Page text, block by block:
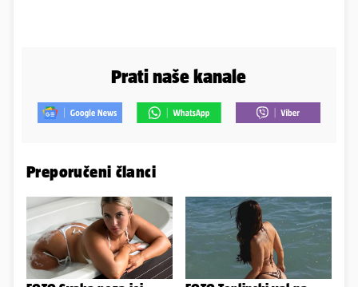
Prati naše kanale
Preporučeni članci